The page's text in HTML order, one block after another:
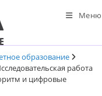
Меню
образование
работа
и цифровые